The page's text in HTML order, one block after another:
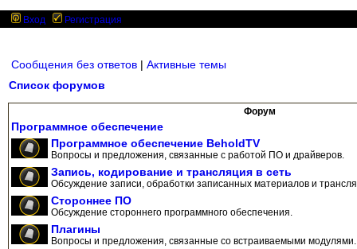
Вход Регистрация
Сообщения без ответов | Активные темы
Список форумов
Форум
Программное обеспечение
Программное обеспечение BeholdTV
Вопросы и предложения, связанные с работой ПО и драйверов.
Запись, кодирование и трансляция в сеть
Обсуждение записи, обработки записанных материалов и
Стороннее ПО
Обсуждение стороннего программного обеспечения.
Плагины
Вопросы и предложения, связанные со встраиваемыми модулями.